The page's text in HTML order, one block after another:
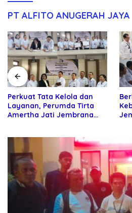
PT ALFITO ANUGERAH JAYA
Perkuat Tata Kelola dan
Layanan, Perumda Tirta
Amertha Jati Jembrana